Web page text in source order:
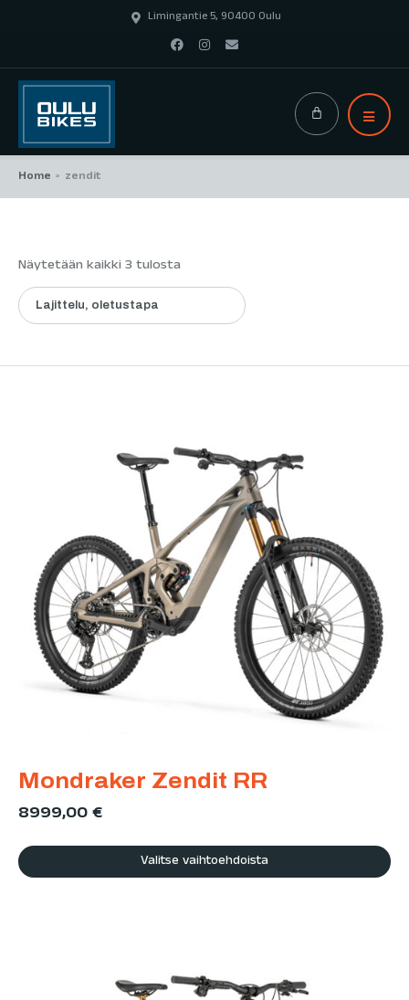
Limingantie 5, 90400 Oulu
Home > zendit
Näytetään kaikki 3 tulosta
Mondraker Zendit RR
8999,00€
Valitse vaihtoehdoista